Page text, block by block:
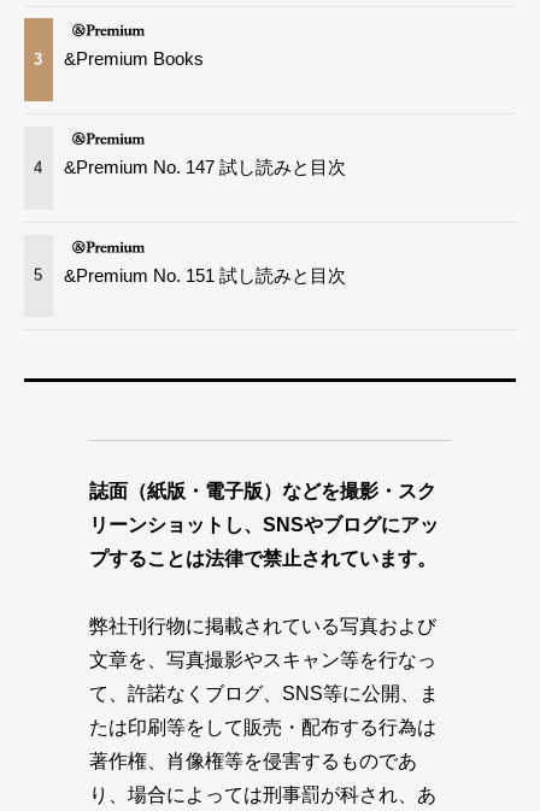
3 &Premium Books
4 &Premium No. 147 試し読みと目次
5 &Premium No. 151 試し読みと目次
誌面（紙版・電子版）などを撮影・スク
リーンショットし、SNSやブログにアッ
プすることは法律で禁止されています。
弊社刊行物に掲載されている写真および
文章を、写真撮影やスキャン等を行なっ
て、許諾なくブログ、SNS等に公開、ま
たは印刷等をして販売・配布する行為は
著作権、肖像権等を侵害するものであ
り、場合によっては刑事罰が科され、あ